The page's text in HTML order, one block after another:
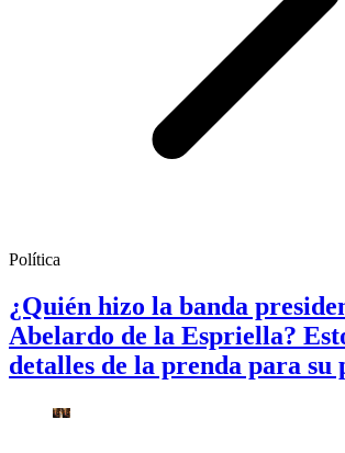
Política
¿Quién hizo la banda
Abelardo de la Espriella?
detalles de la prenda para su